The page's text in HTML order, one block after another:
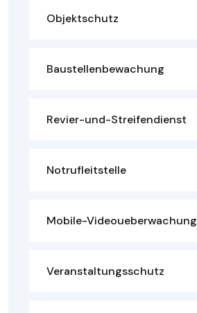
Objektschutz
Baustellenbewachung
Revier-und-Streifendienst
Notrufleitstelle
Mobile-Videoueberwachung
Veranstaltungsschutz